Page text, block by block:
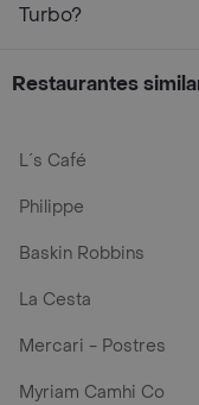
Turbo?
Restaurantes
L´s Café
Philippe
Baskin Robbins
La Cesta
Mercari - Postres
Myriam Camhi Co